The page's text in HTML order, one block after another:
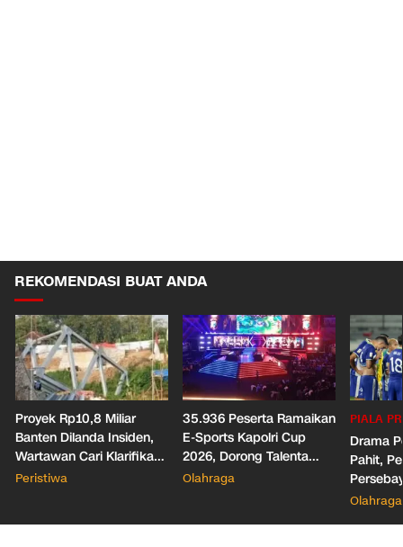
REKOMENDASI BUAT ANDA
Proyek Rp10,8 Miliar
Banten Dilanda Insiden,
Wartawan Cari Klarifikasi
Malah Diblokir!
Peristiwa
35.936 Peserta Ramaikan
E-Sports Kapolri Cup
2026, Dorong Talenta
Digital dan Keamanan
Olahraga
PIALA
Drama
Pahit,
Olahraga